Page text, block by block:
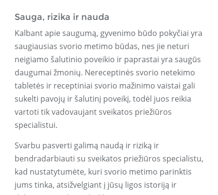
Sauga, rizika ir nauda
Kalbant apie saugumą, gyvenimo būdo pokyčiai yra
saugiausias svorio metimo būdas, nes jie neturi
neigiamo šalutinio poveikio ir paprastai yra saugūs
daugumai žmonių. Nereceptinės svorio netekimo
tabletės ir receptiniai svorio mažinimo vaistai gali
sukelti pavojų ir šalutinį poveikį, todėl juos reikia
vartoti tik vadovaujant sveikatos priežiūros
specialistui.
Svarbu pasverti galimą naudą ir riziką ir
bendradarbiauti su sveikatos priežiūros specialistu,
kad nustatytumėte, kuri svorio metimo parinktis
jums tinka, atsižvelgiant į jūsų ligos istoriją ir